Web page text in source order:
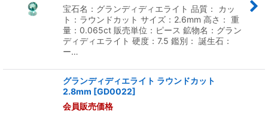
並び順
絞り込む
宝石名：グランディディエライト 品質： カッ
ト：ラウンドカット サイズ：2.6mm 高さ： 重
量：0.065ct 販売単位：ピース 鉱物名：グラン
ディディエライト 硬度：7.5 鑑別： 誕生石：
ー…
グランディディエライト ラウンドカット
2.8mm [GD0022]
会員販売価格